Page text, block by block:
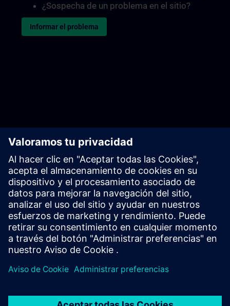
¿Sospecha de un problema en el sitio?
Informar el problema